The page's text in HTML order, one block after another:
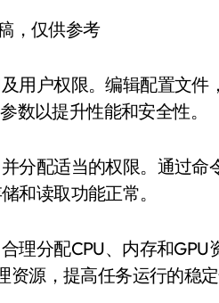
，仅供参考
用户权限。编辑配置文件
数以提升性能和安全性。
分配适当的权限。通过命
和读取功能正常。
理分配CPU、内存和GPU
源，提高任务运行的稳定